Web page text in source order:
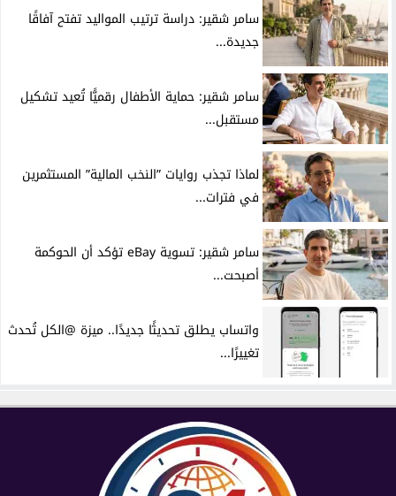
سامر شقير: دراسة ترتيب المواليد تفتح آفاقًا
جديدة...
سامر شقير: حماية الأطفال رقميًّا تُعيد تشكيل
مستقبل...
لماذا تجذب روايات ”النخب المالية” المستثمرين
في فترات...
سامر شقير: تسوية eBay تؤكد أن الحوكمة
أصبحت...
واتساب يطلق تحديثًا جديدًا.. ميزة @الكل تُحدث
تغييرًا...